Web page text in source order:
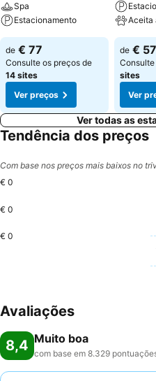
Spa
Estacionamento
de € 77
Consulte os preços de
14 sites
Ver preços
Aceita
de € 57
sites
Ver
Ver todas as
Tendência dos preços
Com base nos preços mais baixos no
€ 0
€ 0
€ 0
Avaliações
8,4 Muito boa
com base em 8.329